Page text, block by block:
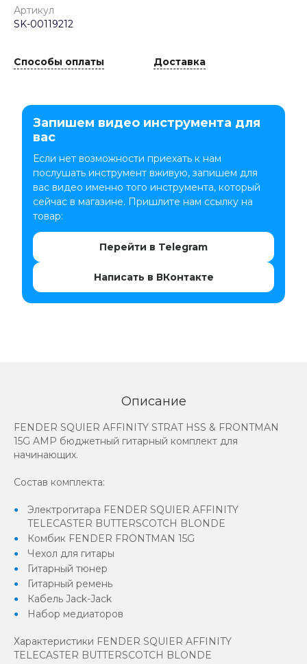
Артикул
SK-00119212
Способы оплаты Доставка
Запишем видео инструмента для
вас
Если нет возможности приехать к нам
послушать инструмент вживую, запишем для
вас видео именно того инструмента, который
сейчас в магазине. Пришлите нам ссылку на
товар:
Перейти в Telegram
Написать в ВКонтакте
Описание
FENDER SQUIER AFFINITY STRAT HSS & FRONTMAN
15G AMP бюджетный гитарный комплект для
начинающих.
Состав комплекта:
Электрогитара FENDER SQUIER AFFINITY
TELECASTER BUTTERSCOTCH BLONDE
Комбик FENDER FRONTMAN 15G
Чехол для гитары
Гитарный тюнер
Гитарный ремень
Кабель Jack-Jack
Набор медиаторов
Характеристики FENDER SQUIER AFFINITY
TELECASTER BUTTERSCOTCH BLONDE